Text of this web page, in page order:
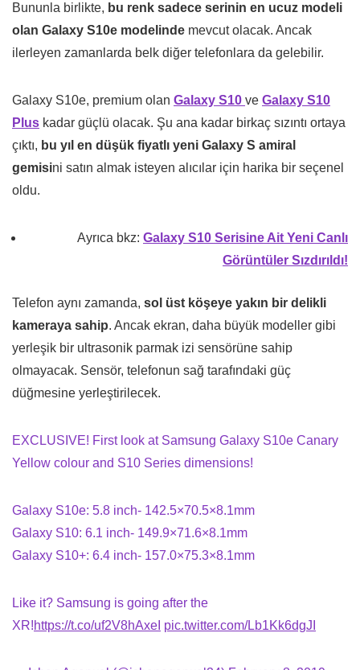
Bununla birlikte, bu renk sadece serinin en ucuz modeli
olan Galaxy S10e modelinde mevcut olacak. Ancak
ilerleyen zamanlarda belk diğer telefonlara da gelebilir.
Galaxy S10e, premium olan Galaxy S10 ve Galaxy S10
Plus kadar güçlü olacak. Şu ana kadar birkaç sızıntı ortaya
çıktı, bu yıl en düşük fiyatlı yeni Galaxy S amiral
gemisini satın almak isteyen alıcılar için harika bir seçenel
oldu.
Ayrıca bkz: Galaxy S10 Serisine Ait Yeni Canlı
Görüntüler Sızdırıldı!
Telefon aynı zamanda, sol üst köşeye yakın bir delikli
kameraya sahip. Ancak ekran, daha büyük modeller gibi
yerleşik bir ultrasonik parmak izi sensörüne sahip
olmayacak. Sensör, telefonun sağ tarafındaki güç
düğmesine yerleştirilecek.
EXCLUSIVE! First look at Samsung Galaxy S10e Canary
Yellow colour and S10 Series dimensions!
Galaxy S10e: 5.8 inch- 142.5×70.5×8.1mm
Galaxy S10: 6.1 inch- 149.9×71.6×8.1mm
Galaxy S10+: 6.4 inch- 157.0×75.3×8.1mm
Like it? Samsung is going after the
XR!https://t.co/uf2V8hAxeI pic.twitter.com/Lb1Kk6dgJI